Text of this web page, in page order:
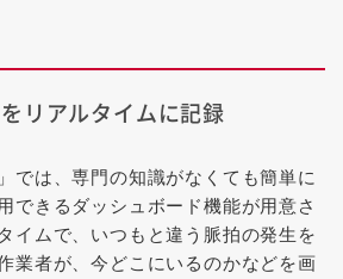
リアルタイムに記録
では、専門の知識がなくても簡単に
できるダッシュボード機能が用意さ
イムで、いつもと違う脈拍の発生を
業者が、今どこにいるのかなどを画